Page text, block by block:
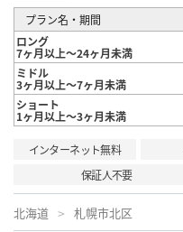
プラン名・期間
ロング
7ヶ月以上～24ヶ月未満
ミドル
3ヶ月以上～7ヶ月未満
ショート
1ヶ月以上～3ヶ月未満
インターネット無料
保証人不要
北海道 札幌市北区